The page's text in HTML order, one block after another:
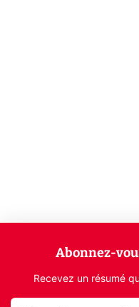
Abonnez-
Recevez un résumé